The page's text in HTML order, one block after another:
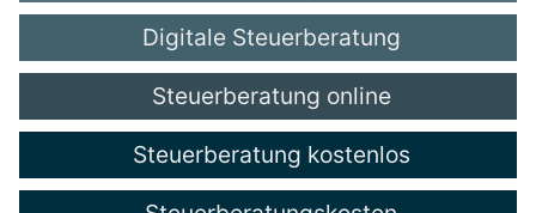
Digitale Steuerberatung
Steuerberatung online
Steuerberatung kostenlos